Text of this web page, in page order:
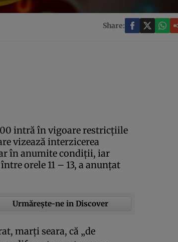
Share:
intră în vigoare restricţiile
vizează interzicerea
în anumite condiţii, iar
orele 11 – 13, a anunţat
Urmărește-ne in Discover
marţi seara, că „de